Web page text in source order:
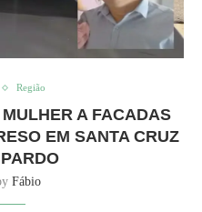
Região
A FACADAS
EM SANTA CRUZ
Fábio